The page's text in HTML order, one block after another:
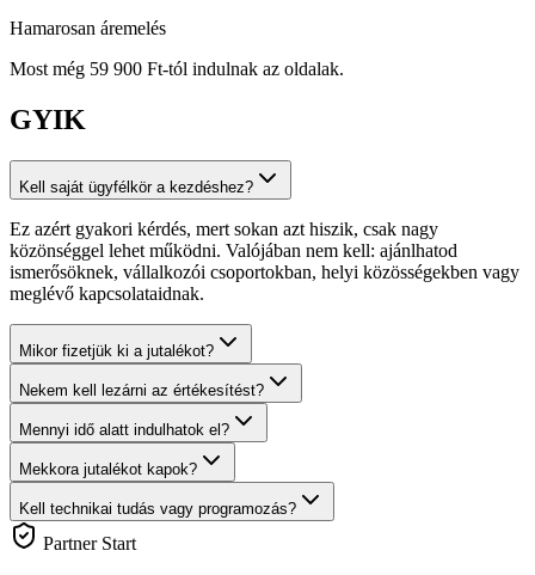
Hamarosan áremelés
Most még 59 900 Ft-tól indulnak az oldalak.
GYIK
Kell saját ügyfélkör a kezdéshez?
Ez azért gyakori kérdés, mert sokan azt hiszik, csak nagy
közönséggel lehet működni. Valójában nem kell: ajánlhatod
ismerősöknek, vállalkozói csoportokban, helyi közösségekben vagy
meglévő kapcsolataidnak.
Mikor fizetjük ki a jutalékot?
Nekem kell lezárni az értékesítést?
Mennyi idő alatt indulhatok el?
Mekkora jutalékot kapok?
Kell technikai tudás vagy programozás?
Partner Start